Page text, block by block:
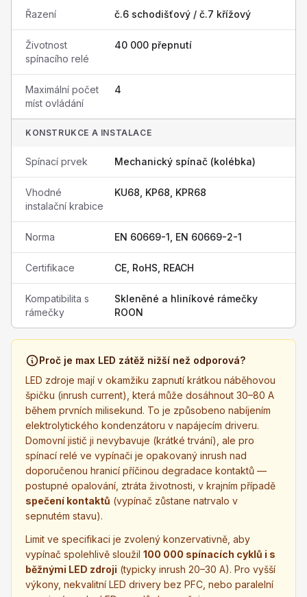
Řazení č.6 schodišťový / č.7 křížový
Životnost
spínacího relé
40 000 přepnutí
Maximální počet
míst ovládání
4
KONSTRUKCE A INSTALACE
Spínací prvek Mechanický spínač (kolébka)
Vhodné
instalační krabice
KU68, KP68, KPR68
Norma EN 60669-1, EN 60669-2-1
Certifikace CE, RoHS, REACH
Kompatibilita s
rámečky
Skleněné a hliníkové rámečky
ROON
Proč je max LED zátěž nižší než odporová?
LED zdroje mají v okamžiku zapnutí krátkou náběhovou
špičku (inrush current), která může dosáhnout 30–80 A
během prvních milisekund. To je způsobeno nabíjením
elektrolytického kondenzátoru v napájecím driveru.
Domovní jistič ji nevybavuje (krátké trvání), ale pro
spínací relé ve vypínači je opakovaný inrush nad
doporučenou hranicí příčinou degradace kontaktů —
postupné opalování, ztráta životnosti, v krajním případě
spečení kontaktů (vypínač zůstane natrvalo v
sepnutém stavu).
Limit ve specifikaci je zvolený konzervativně, aby
vypínač spolehlivě sloužil 100 000 spínacích cyklů i s
běžnými LED zdroji (typicky inrush 20–30 A). Pro vyšší
výkony, nekvalitní LED drivery bez PFC, nebo paralelní